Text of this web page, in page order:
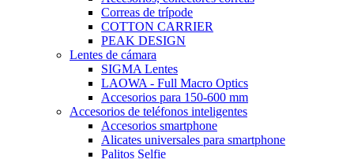
Correas de trípode
COTTON CARRIER
PEAK DESIGN
Lentes de cámara
SIGMA Lentes
LAOWA - Full Macro Optics
Accesorios para 150-600 mm
Accesorios de teléfonos inteligentes
Accesorios smartphone
Alicates universales para smartphone
Palitos Selfie